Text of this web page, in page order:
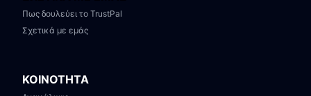
Πως δουλεύει το TrustPal
Σχετικά με εμάς
ΚΟΙΝΟΤΗΤΑ